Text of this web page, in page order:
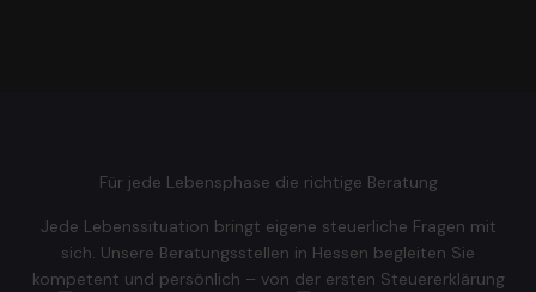
Für jede Lebensphase die richtige Beratung
Jede Lebenssituation bringt eigene steuerliche Fragen mit
sich. Unsere Beratungsstellen in Hessen begleiten Sie
kompetent und persönlich – von der ersten Steuererklärung